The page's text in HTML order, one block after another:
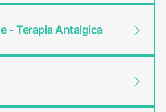
- Terapia Antalgica